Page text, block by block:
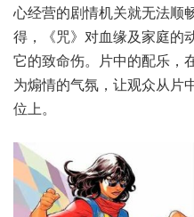
心经营的剧情机关就无法顺
得，《咒》对血缘及家庭的
它的致命伤。片中的配乐，
为煽情的气氛，让观众从片
位上。